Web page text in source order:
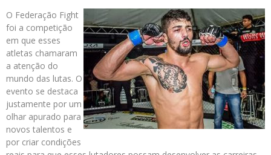
O Federação Fight
foi a competição
em que esses
atletas chamaram
a atenção do
mundo das lutas. O
evento se destaca
justamente por um
olhar apurado para
novos talentos e
por criar condições